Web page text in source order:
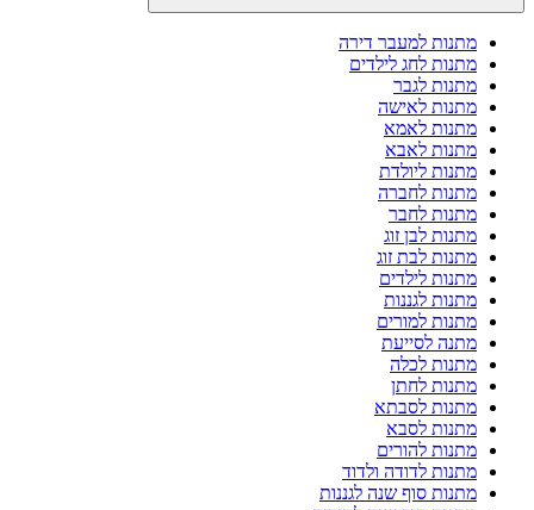
מתנות למעבר דירה
מתנות לחג לילדים
מתנות לגבר
מתנות לאישה
מתנות לאמא
מתנות לאבא
מתנות ליולדת
מתנות לחברה
מתנות לחבר
מתנות לבן זוג
מתנות לבת זוג
מתנות לילדים
מתנות לגננות
מתנות למורים
מתנה לסייעת
מתנות לכלה
מתנות לחתן
מתנות לסבתא
מתנות לסבא
מתנות להורים
מתנות לדודה ולדוד
מתנות סוף שנה לגננות